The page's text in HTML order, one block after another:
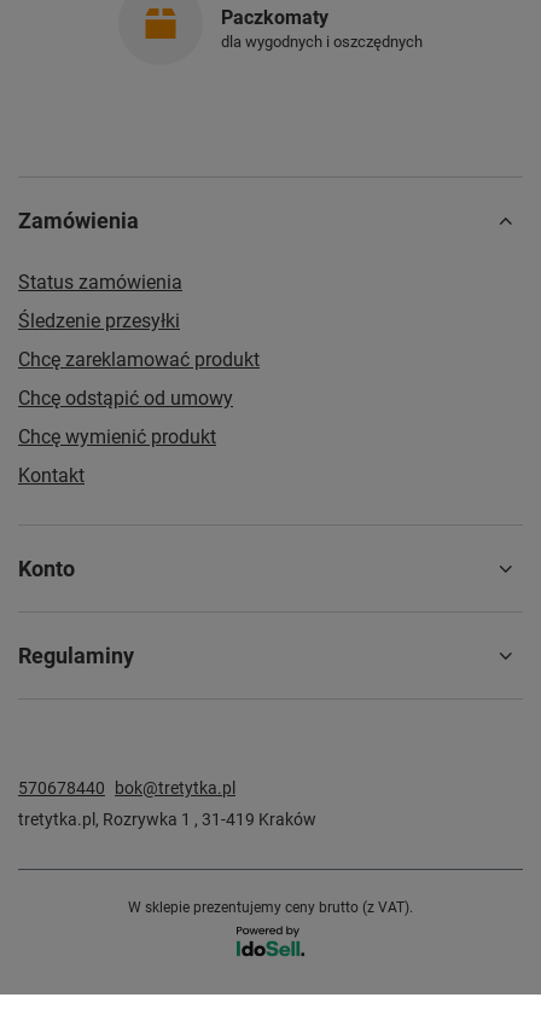
Paczkomaty
dla wygodnych i oszczędnych
Zamówienia
Status zamówienia
Śledzenie przesyłki
Chcę zareklamować produkt
Chcę odstąpić od umowy
Chcę wymienić produkt
Kontakt
Konto
Regulaminy
570678440
bok@tretytka.pl
tretytka.pl , Rozrywka 1 , 31-419 Kraków
W sklepie prezentujemy ceny brutto (z VAT).